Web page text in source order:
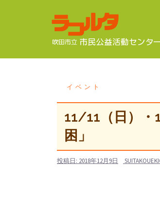
ツ
イベント
11/11（日）
困」
投稿日: 2018年12月9日